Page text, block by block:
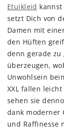
Etuikleid
setzt Dich von
Damen mit
den Hüften
denn gerade zu
überzeugen,
Unwohlsein
XXL fallen
sehen sie
dank moderner
und Raffinesse